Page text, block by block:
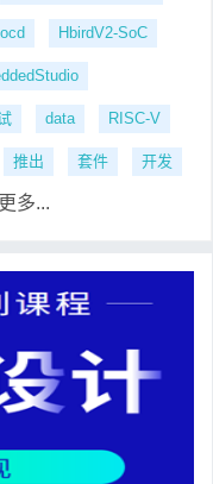
HbirdV2-SoC
data RISC-V
推出 套件 开发
更多...